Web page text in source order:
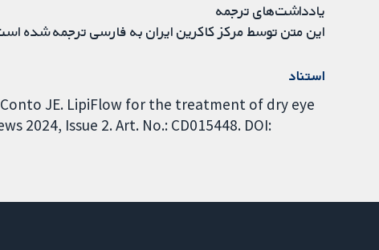
یادداشت‌های ترجمه
این متن توسط مرکز کاکرین ایران به فارسی ترجمه شده
استناد
Conto JE. LipiFlow for the treatment of dry eye
2024, Issue 2. Art. No.: CD015448. DOI: